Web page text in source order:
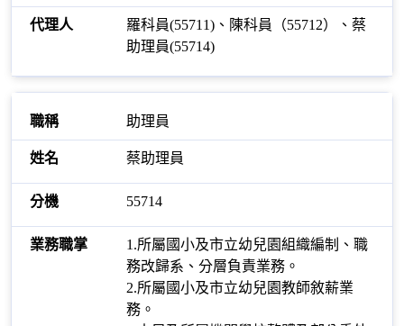
羅科員(55711)、陳科員（55712）、蔡
助理員(55714)
助理員
蔡助理員
55714
1.所屬國小及市立幼兒園組織編制、職
務改歸系、分層負責業務。
2.所屬國小及市立幼兒園教師敘薪業
務。